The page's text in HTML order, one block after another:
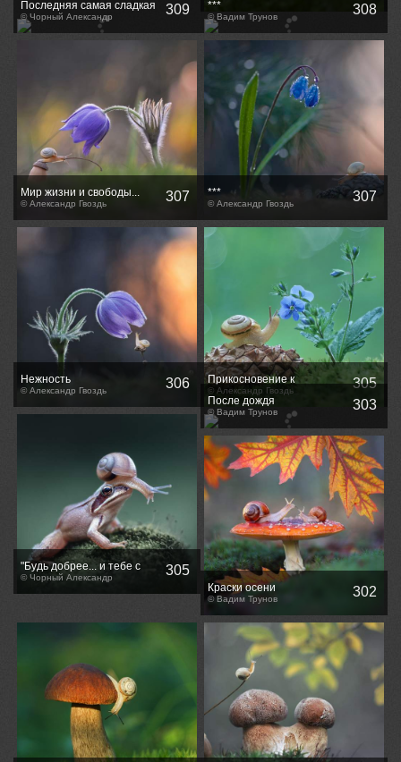
Последняя самая сладкая
© Чорный Александр 309 ***
© Вадим Трунов 308
Мир жизни и свободы...
© Александр Гвоздь 307 ***
© Александр Гвоздь 307
Нежность
© Александр Гвоздь 306
Прикосновение к
прекрасному
© Александр Гвоздь 305
"Будь добрее... и тебе с
удовольствием сядут на
голову..."
© Чорный Александр 305
После дождя
© Вадим Трунов 303
Краски осени
© Вадим Трунов 302